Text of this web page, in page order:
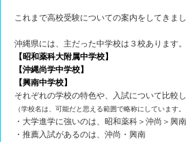
これまで高校受験についての案内をしてきま
沖縄県には、主だった中学校は３校あります。
【昭和薬科大附属中学校】
【沖縄尚学中学校】
【興南中学校】
それぞれの学校の特色や、入試について比較し
（学校名は、可能だと思える範囲で略称にしています。
・大学進学に強いのは、昭和薬科＞沖尚＞興
・推薦入試があるのは、沖尚・興南